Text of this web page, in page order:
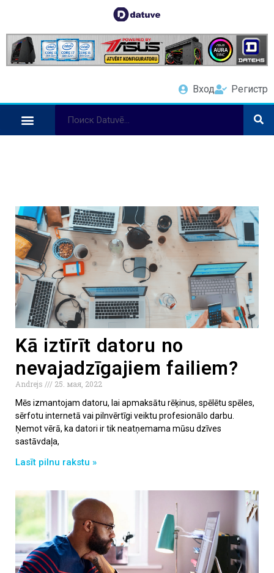
Вход Регистр
Kā iztīrīt datoru no
nevajadzīgajiem failiem?
Andrejs
25. мая, 2022
Mēs izmantojam datoru, lai apmaksātu rēķinus, spēlētu spēles,
sērfotu internetā vai pilnvērtīgi veiktu profesionālo darbu.
Ņemot vērā, ka datori ir tik neatņemama mūsu dzīves
sastāvdaļa,
Lasīt pilnu rakstu »